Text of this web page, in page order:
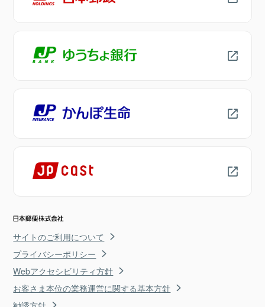
サイトのご利用について
プライバシーポリシー
Webアクセシビリティ方針
お客さま本位の業務運営に関する基本方針